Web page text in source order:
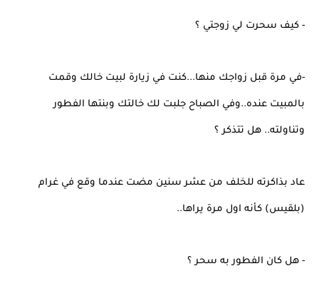
- كيف سحرت لي زوجتي ؟
-في مرة قبل زواجك منها...كنت في زيارة لبيت خالك وقمت
بالمبيت عنده..وفي الصباح جلبت لك خالتك وبنتها الفطور
وتناولته.. هل تتذكر ؟
عاد بذاكرته للخلف من عشر سنين مضت عندما وقع في غرام
(بلقيس) كأنه اول مرة يراها..
- هل كان الفطور به سحر ؟